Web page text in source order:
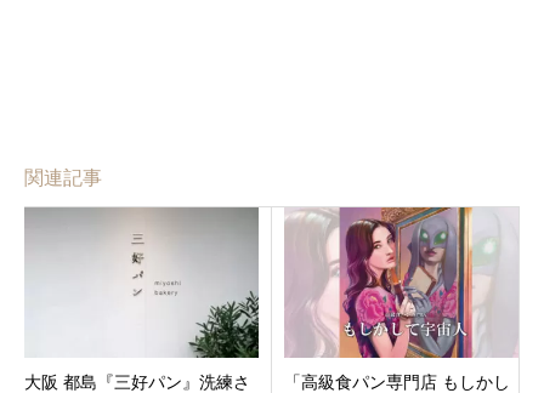
関連記事
大阪 都島『三好パン』洗練さ
「高級食パン専門店 もしかし